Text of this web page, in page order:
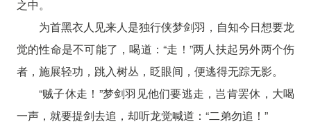
之中。
为首黑衣人见来人是独行侠梦剑羽，自知今日想要龙
觉的性命是不可能了，喝道：“走！”两人扶起另外两个伤
者，施展轻功，跳入树丛，眨眼间，便逃得无踪无影。
“贼子休走！”梦剑羽见他们要逃走，岂肯罢休，大喝
一声，就要提剑去追，却听龙觉喊道：“二弟勿追！”